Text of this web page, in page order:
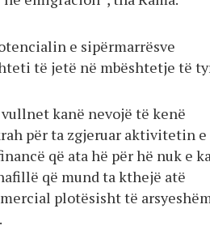
e sipërmarrësve
të jetë në mbështetje të
kanë nevojë të kenë
për ta zgjeruar aktivitetin e
që ata hë për hë nuk e
që mund ta kthejë atë
plotësisht të